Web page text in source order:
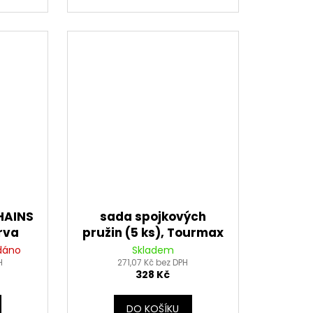
sada spojkových
pružin (5 ks), Tourmax
Skladem
271,07 Kč bez DPH
328 Kč
DO KOŠÍKU